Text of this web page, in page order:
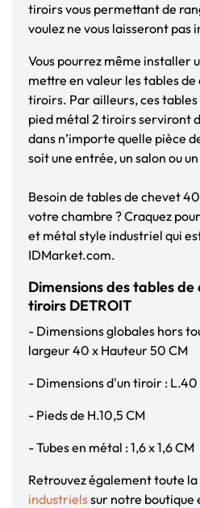
tiroirs vous permettant de
voulez ne vous laisseront pas
Vous pourrez même installer
mettre en valeur les tables
tiroirs. Par ailleurs, ces
pied métal 2 tiroirs serviront
dans n’importe quelle pièce
soit une entrée, un salon ou
Besoin de tables de chevet
votre chambre ? Craquez
et métal style industriel qui
IDMarket.com.
Dimensions des tables
tiroirs DETROIT
- Dimensions globales hors
largeur 40 x Hauteur 50 CM
- Dimensions d'un tiroir : L.40
- Pieds de H.10,5 CM
- Tubes en métal : 1,6 x 1,6 CM
Retrouvez également toute
industrielssur notre boutique